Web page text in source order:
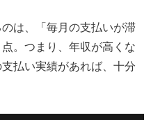
は、「毎月の支払いが滞
。つまり、年収が高くな
払い実績があれば、十分